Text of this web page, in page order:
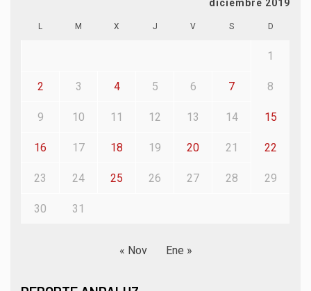
diciembre 2019
L M X J V S D
1
2 3 4 5 6 7 8
9 10 11 12 13 14 15
16 17 18 19 20 21 22
23 24 25 26 27 28 29
30 31
« Nov Ene »